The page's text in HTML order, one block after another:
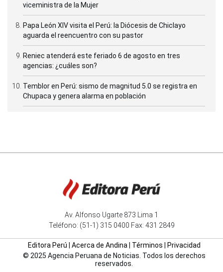
viceministra de la Mujer
Papa León XIV visita el Perú: la Diócesis de Chiclayo
aguarda el reencuentro con su pastor
Reniec atenderá este feriado 6 de agosto en tres
agencias: ¿cuáles son?
Temblor en Perú: sismo de magnitud 5.0 se registra en
Chupaca y genera alarma en población
Av. Alfonso Ugarte 873 Lima 1
Teléfono: (51-1) 315 0400 Fax: 431 2849
Editora Perú Acerca de Andina Términos
Privacidad
© 2025 Agencia Peruana de Noticias. Todos los derechos
reservados.